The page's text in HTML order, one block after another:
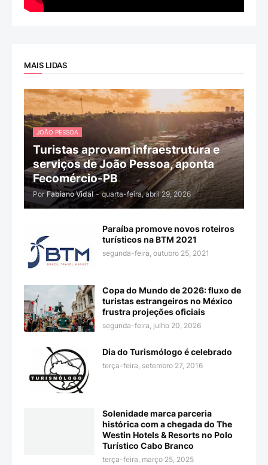
MAIS LIDAS
JOÃO PESSOA
Turistas aprovam infraestrutura e
serviços de João Pessoa, aponta
Fecomércio-PB
Por Fabiano Vidal - quarta-feira, abril 29, 2026
Paraíba promove novos roteiros
turísticos na BTM 2021
segunda-feira, outubro 25, 2021
Copa do Mundo de 2026: fluxo de
turistas estrangeiros no México
frustra projeções oficiais
segunda-feira, julho 20, 2026
Dia do Turismólogo é celebrado
terça-feira, setembro 27, 2016
Solenidade marca parceria
histórica com a chegada do The
Westin Hotels & Resorts no Polo
Turístico Cabo Branco
terça-feira, março 25, 2025